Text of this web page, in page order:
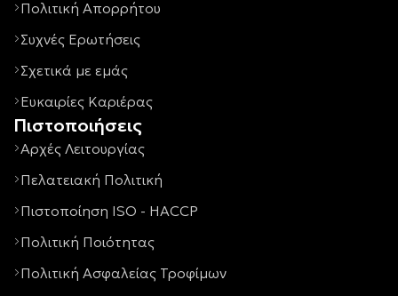
Πολιτική Απορρήτου
Συχνές Ερωτήσεις
Σχετικά με εμάς
Ευκαιρίες Καριέρας
Πιστοποιήσεις
Αρχές Λειτουργίας
Πελατειακή Πολιτική
Πιστοποίηση ISO - HACCP
Πολιτική Ποιότητας
Πολιτική Ασφαλείας Τροφίμων